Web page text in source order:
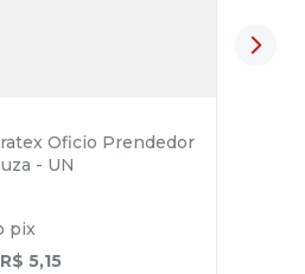
Oficio Prendedor
- UN
pix
R$ 5,15